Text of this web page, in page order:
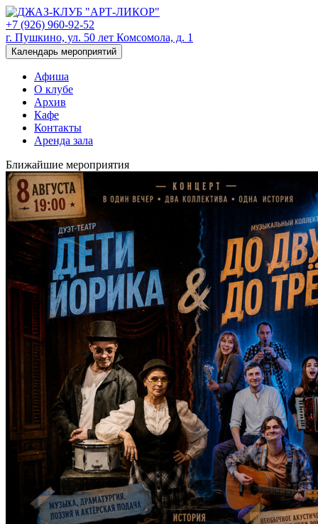
+7 (926) 960-92-52
г. Пушкино, ул. 50 лет Комсомола, д. 1
Календарь мероприятий
Афиша
О клубе
Архив
Кафе
Контакты
Аренда зала
Ближайшие мероприятия